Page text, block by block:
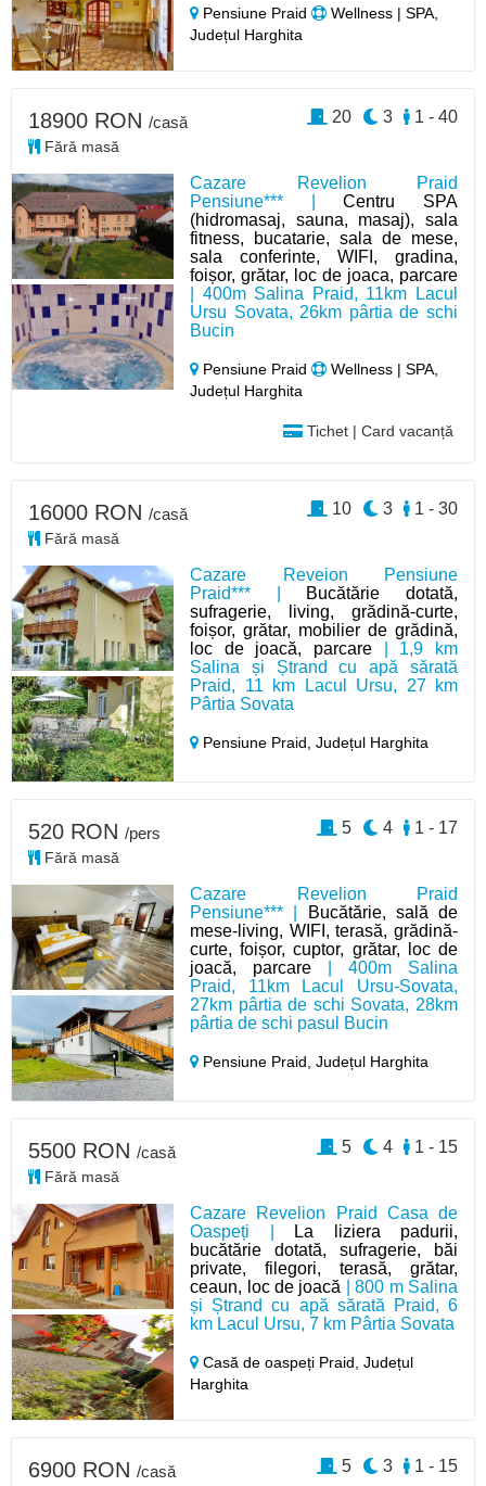
Pensiune Praid
Wellness | SPA,
Județul Harghita
Cazare Revelion Praid
Pensiune*** |Centru SPA
(hidromasaj, sauna, masaj), sala
fitness, bucatarie, sala de mese,
sala conferinte, WIFI, gradina,
foișor, grătar, loc de joaca, parcare
| 400m Salina Praid, 11km Lacul
Ursu Sovata, 26km pârtia de schi
Bucin
Pensiune Praid
Wellness | SPA,
Județul Harghita
Tichet | Card vacanță
18900 RON /casă
Fără masă
1 - 40
3
20
Cazare Reveion Pensiune
Praid*** | Bucătărie dotată,
sufragerie, living, grădină-curte,
foișor, grătar, mobilier de grădină,
loc de joacă, parcare | 1,9 km
Salina și Ștrand cu apă sărată
Praid, 11 km Lacul Ursu, 27 km
Pârtia Sovata
Pensiune Praid,Județul Harghita
16000 RON /casă
Fără masă
1 - 30
3
10
Cazare Revelion Praid
Pensiune*** |
Bucătărie, sală de
mese-living, WIFI, terasă, grădină-
curte, foișor, cuptor, grătar, loc de
joacă, parcare | 400m Salina
Praid, 11km Lacul Ursu-Sovata,
27km pârtia de schi Sovata, 28km
pârtia de schi pasul Bucin
Pensiune Praid,Județul Harghita
520 RON /pers
Fără masă
1 - 17
4
5
Cazare Revelion Praid Casa de
Oaspeți |
La liziera padurii,
bucătărie dotată, sufragerie, băi
private, filegori, terasă, grătar,
ceaun, loc de joacă | 800 m Salina
și Ștrand cu apă sărată Praid, 6
km Lacul Ursu, 7 km Pârtia Sovata
Casă de oaspeți Praid,Județul
Harghita
5500 RON /casă
Fără masă
1 - 15
4
5
6900 RON /casă 1 - 15
3
5